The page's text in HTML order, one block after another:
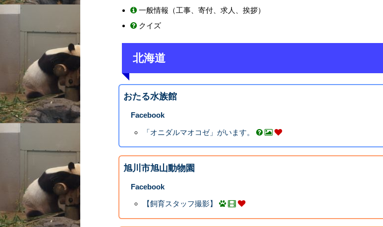
一般情報（工事、寄付、求人、挨拶）
クイズ
北海道
おたる水族館
Facebook
「オニダルマオコゼ」がいます。
旭川市旭山動物園
Facebook
【飼育スタッフ撮影】